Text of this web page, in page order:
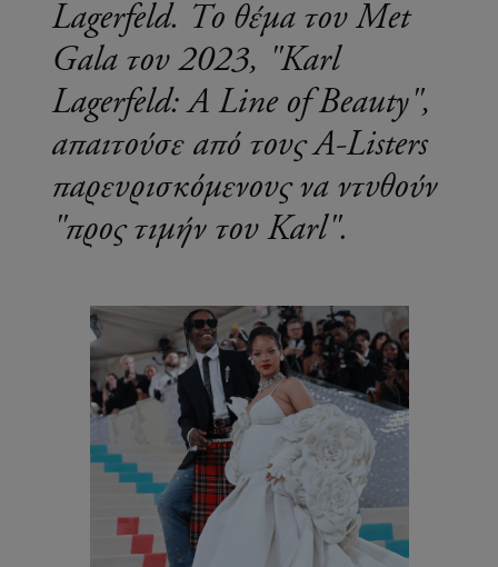
Lagerfeld. Το θέμα του Met
Gala του 2023, "Karl
Lagerfeld: A Line of Beauty",
απαιτούσε από τους A-Listers
παρευρισκόμενους να ντυθούν
"προς τιμήν του Karl".